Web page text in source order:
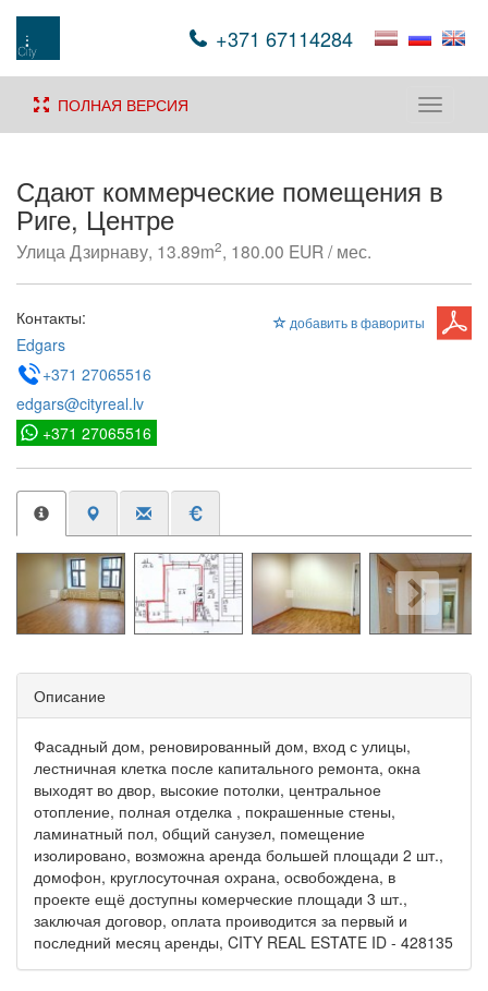
+371 67114284
Toggle
ПОЛНАЯ ВЕРСИЯ
Сдают коммерческие помещения в
Риге, Центре
Улица Дзирнаву, 13.89m2, 180.00 EUR / мес.
добавить в фавориты
Контакты:
Edgars
+371 27065516
edgars@cityreal.lv
+371 27065516
Описание
Фасадный дом, реновированный дом, вход с улицы,
лестничная клетка после капитального ремонта, окна
выходят во двор, высокие потолки, центральное
отопление, полная отделка , покрашенные стены,
ламинатный пол, oбщий санузел, помещение
изолировано, возможна аренда большей площади 2 шт.,
домофон, круглосуточная охрана, освобождена, в
проекте ещё доступны комерческие площади 3 шт.,
заключая договор, оплата проиводится за первый и
последний месяц аренды, CITY REAL ESTATE ID - 428135